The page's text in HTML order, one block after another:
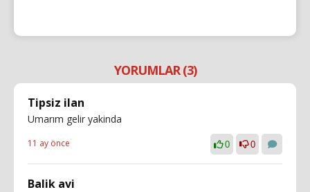
YORUMLAR (3)
Tipsiz ilan
Umarım gelir yakinda
11 ay önce 0 0
Balik avi